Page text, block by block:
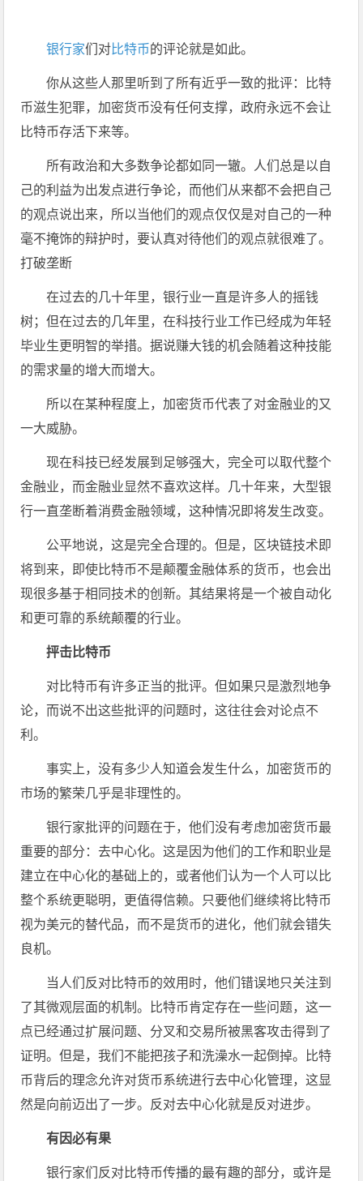
银行家们对比特币的评论就是如此。
你从这些人那里听到了所有近乎一致的批评：比特
币滋生犯罪，加密货币没有任何支撑，政府永远不会让
比特币存活下来等。
所有政治和大多数争论都如同一辙。人们总是以自
己的利益为出发点进行争论，而他们从来都不会把自己
的观点说出来，所以当他们的观点仅仅是对自己的一种
毫不掩饰的辩护时，要认真对待他们的观点就很难了。
打破垄断
在过去的几十年里，银行业一直是许多人的摇钱
树；但在过去的几年里，在科技行业工作已经成为年轻
毕业生更明智的举措。据说赚大钱的机会随着这种技能
的需求量的增大而增大。
所以在某种程度上，加密货币代表了对金融业的又
一大威胁。
现在科技已经发展到足够强大，完全可以取代整个
金融业，而金融业显然不喜欢这样。几十年来，大型银
行一直垄断着消费金融领域，这种情况即将发生改变。
公平地说，这是完全合理的。但是，区块链技术即
将到来，即使比特币不是颠覆金融体系的货币，也会出
现很多基于相同技术的创新。其结果将是一个被自动化
和更可靠的系统颠覆的行业。
抨击比特币
对比特币有许多正当的批评。但如果只是激烈地争
论，而说不出这些批评的问题时，这往往会对论点不
利。
事实上，没有多少人知道会发生什么，加密货币的
市场的繁荣几乎是非理性的。
银行家批评的问题在于，他们没有考虑加密货币最
重要的部分：去中心化。这是因为他们的工作和职业是
建立在中心化的基础上的，或者他们认为一个人可以比
整个系统更聪明，更值得信赖。只要他们继续将比特币
视为美元的替代品，而不是货币的进化，他们就会错失
良机。
当人们反对比特币的效用时，他们错误地只关注到
了其微观层面的机制。比特币肯定存在一些问题，这一
点已经通过扩展问题、分叉和交易所被黑客攻击得到了
证明。但是，我们不能把孩子和洗澡水一起倒掉。比特
币背后的理念允许对货币系统进行去中心化管理，这显
然是向前迈出了一步。反对去中心化就是反对进步。
有因必有果
银行家们反对比特币传播的最有趣的部分，或许是